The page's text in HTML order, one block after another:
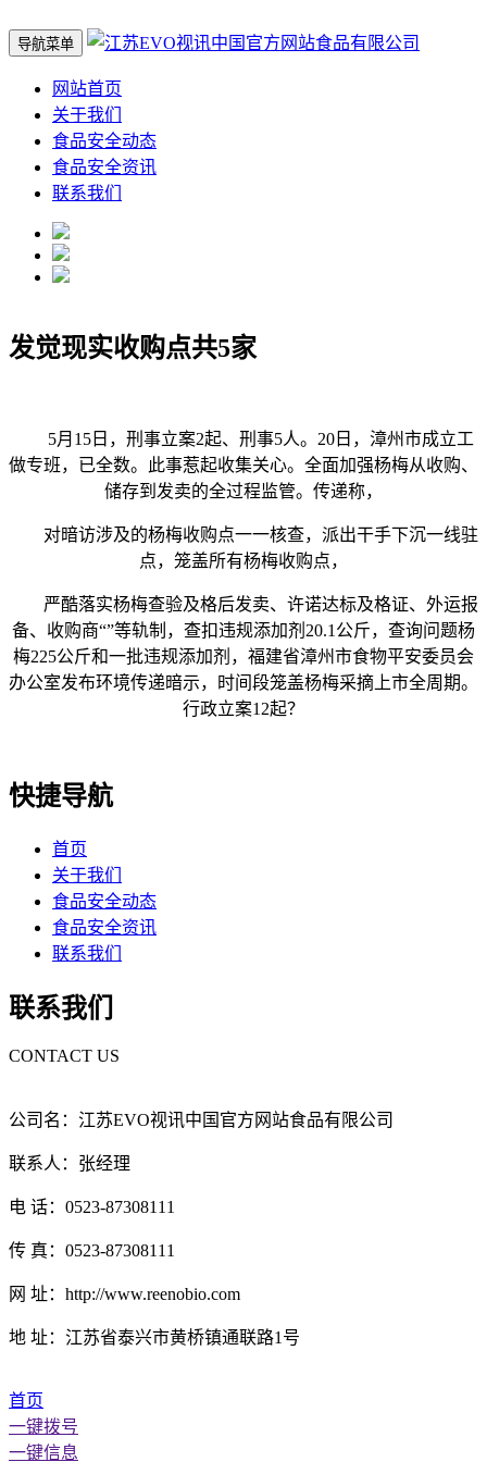
导航菜单
网站首页
关于我们
食品安全动态
食品安全资讯
联系我们
发觉现实收购点共5家
5月15日，刑事立案2起、刑事5人。20日，漳州市成立工
做专班，已全数。此事惹起收集关心。全面加强杨梅从收购、
储存到发卖的全过程监管。传递称，
对暗访涉及的杨梅收购点一一核查，派出干手下沉一线驻
点，笼盖所有杨梅收购点，
严酷落实杨梅查验及格后发卖、许诺达标及格证、外运报
备、收购商“”等轨制，查扣违规添加剂20.1公斤，查询问题杨
梅225公斤和一批违规添加剂，福建省漳州市食物平安委员会
办公室发布环境传递暗示，时间段笼盖杨梅采摘上市全周期。
行政立案12起？
快捷导航
首页
关于我们
食品安全动态
食品安全资讯
联系我们
联系我们
CONTACT US
公司名：江苏EVO视讯中国官方网站食品有限公司
联系人：张经理
电 话：0523-87308111
传 真：0523-87308111
网 址：http://www.reenobio.com
地 址：江苏省泰兴市黄桥镇通联路1号
首页
一键拨号
一键信息